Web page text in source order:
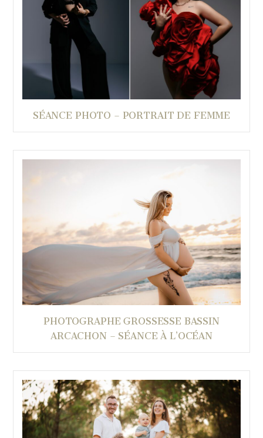
SÉANCE PHOTO – PORTRAIT DE FEMME
PHOTOGRAPHE GROSSESSE BASSIN
ARCACHON – SÉANCE À L’OCÉAN